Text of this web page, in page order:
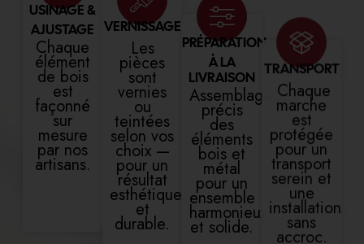
USINAGE &
AJUSTAGE
Chaque
élément
de bois
est
façonné
sur
mesure
par nos
artisans.
VERNISSAGE
Les
pièces
sont
vernies
ou
teintées
selon vos
choix —
pour un
résultat
esthétique
et
durable.
PRÉPARATION
À LA
LIVRAISON
Assemblage
précis
des
éléments
bois et
métal
pour un
ensemble
harmonieux
et solide.
TRANSPORT
Chaque
marche
est
protégée
pour un
transport
serein et
une
installation
sans
accroc.